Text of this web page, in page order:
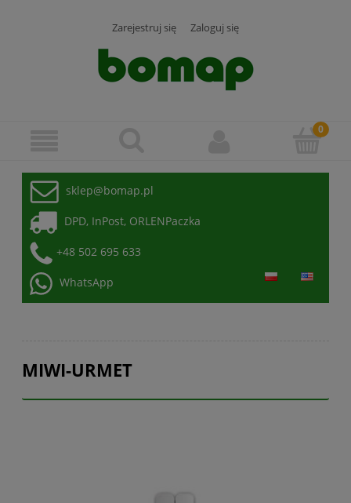
Zarejestruj się Zaloguj się
sklep@bomap.pl
DPD, InPost, ORLENPaczka
+48 502 695 633
WhatsApp
MIWI-URMET